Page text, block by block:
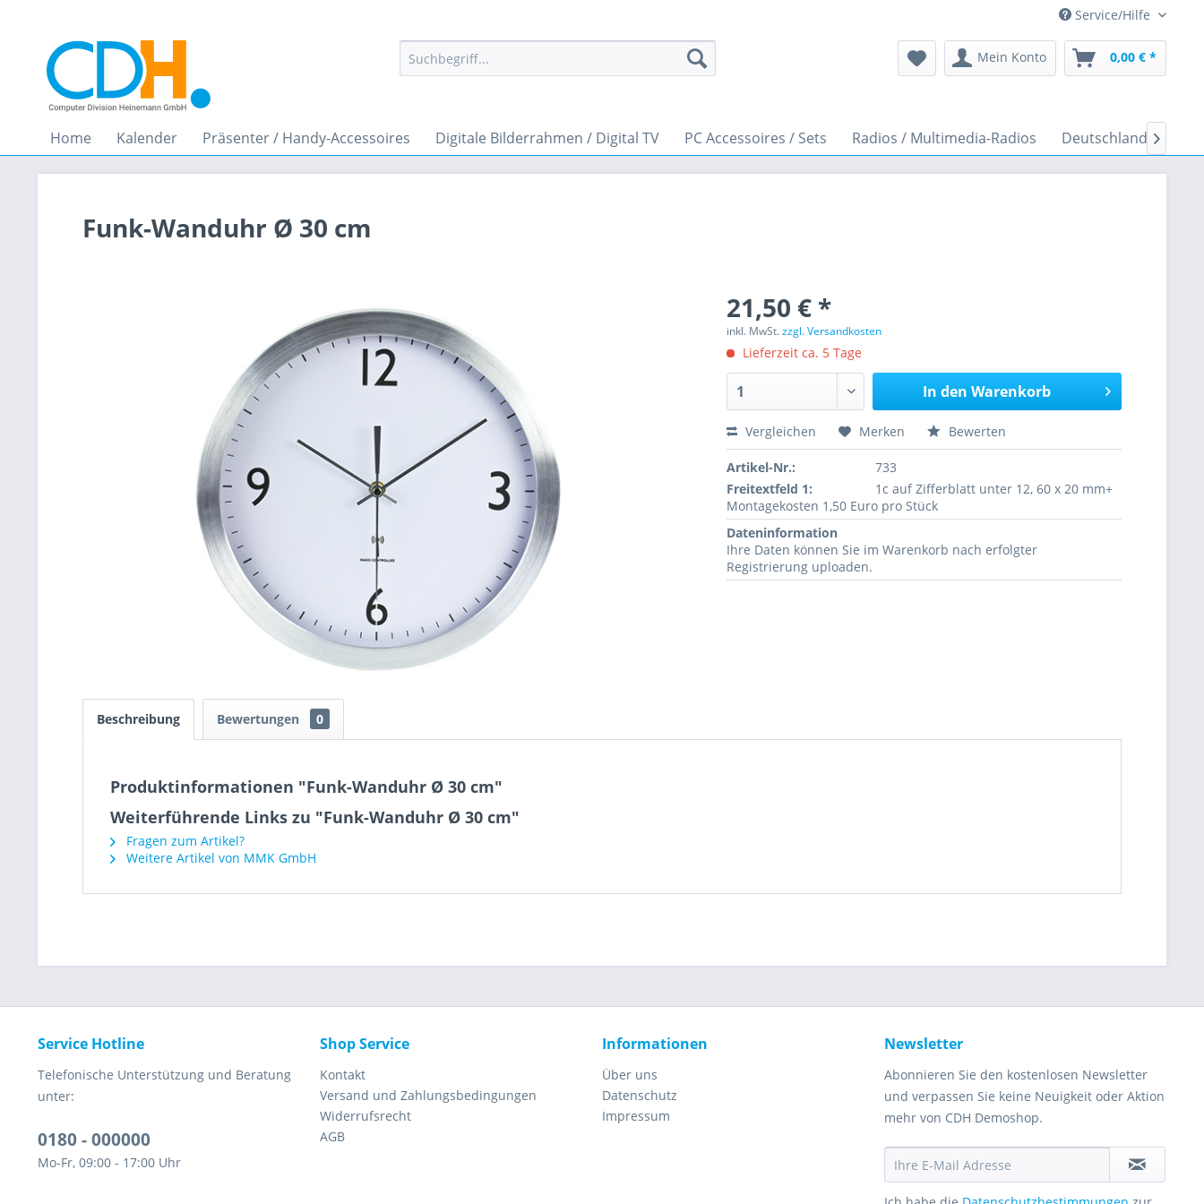
Service/Hilfe
Mein Konto 0,00 € *
Home Kalender Präsenter / Handy-Accessoires Digitale Bilderrahmen / Digital TV PC Accessoires / Sets Radios / Multimedia-Radios Deutschland 
Funk-Wanduhr Ø 30 cm
21,50 € *
inkl. MwSt.zzgl. Versandkosten
Lieferzeit ca. 5 Tage
In den Warenkorb
Vergleichen Merken Bewerten
Artikel-Nr.:
733
Freitextfeld 1:
1c auf Zifferblatt unter 12, 60 x 20 mm+
Montagekosten 1,50 Euro pro Stück
Dateninformation
Ihre Daten können Sie im Warenkorb nach erfolgter
Registrierung uploaden.
Beschreibung Bewertungen 0
Produktinformationen "Funk-Wanduhr Ø 30 cm"
Weiterführende Links zu "Funk-Wanduhr Ø 30 cm"
Fragen zum Artikel?
Weitere Artikel von MMK GmbH
Service Hotline
Telefonische Unterstützung und Beratung
unter:
0180 - 000000
Mo-Fr, 09:00 - 17:00 Uhr
Shop Service
Kontakt
Versand und Zahlungsbedingungen
Widerrufsrecht
AGB
Informationen
Über uns
Datenschutz
Impressum
Newsletter
Abonnieren Sie den kostenlosen Newsletter
und verpassen Sie keine Neuigkeit oder Aktion
mehr von CDH Demoshop.